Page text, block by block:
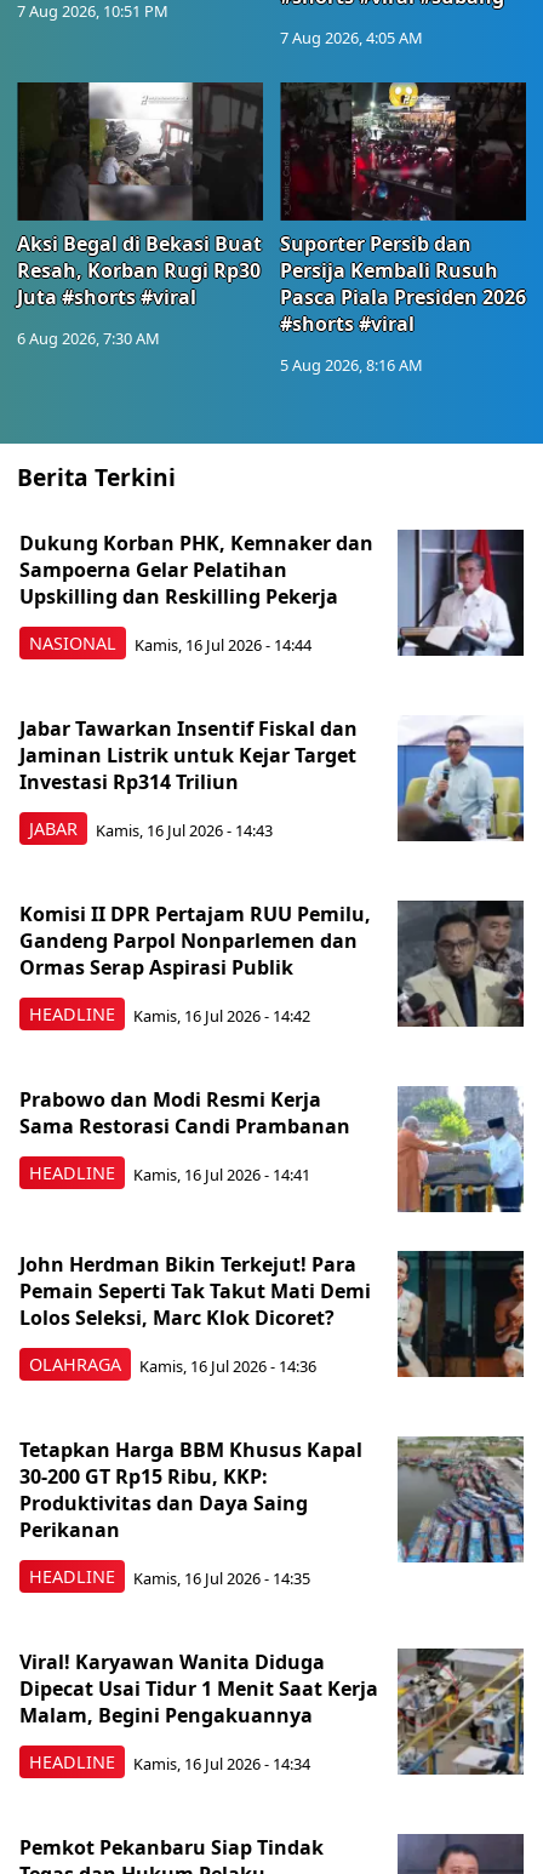
7 Aug 2026, 10:51 PM
7 Aug 2026, 4:05 AM
Aksi Begal di Bekasi Buat
Resah, Korban Rugi Rp30
Juta #shorts #viral
6 Aug 2026, 7:30 AM
Suporter Persib dan
Persija Kembali Rusuh
Pasca Piala Presiden 2026
#shorts #viral
5 Aug 2026, 8:16 AM
Berita Terkini
NASIONAL
Dukung Korban PHK, Kemnaker dan
Sampoerna Gelar Pelatihan
Upskilling dan Reskilling Pekerja
Kamis, 16 Jul 2026 - 14:44
JABAR
Jabar Tawarkan Insentif Fiskal dan
Jaminan Listrik untuk Kejar Target
Investasi Rp314 Triliun
Kamis, 16 Jul 2026 - 14:43
HEADLINE
Komisi II DPR Pertajam RUU Pemilu,
Gandeng Parpol Nonparlemen dan
Ormas Serap Aspirasi Publik
Kamis, 16 Jul 2026 - 14:42
HEADLINE
Prabowo dan Modi Resmi Kerja
Sama Restorasi Candi Prambanan
Kamis, 16 Jul 2026 - 14:41
OLAHRAGA
John Herdman Bikin Terkejut! Para
Pemain Seperti Tak Takut Mati Demi
Lolos Seleksi, Marc Klok Dicoret?
Kamis, 16 Jul 2026 - 14:36
HEADLINE
Tetapkan Harga BBM Khusus Kapal
30-200 GT Rp15 Ribu, KKP:
Produktivitas dan Daya Saing
Perikanan
Kamis, 16 Jul 2026 - 14:35
HEADLINE
Viral! Karyawan Wanita Diduga
Dipecat Usai Tidur 1 Menit Saat Kerja
Malam, Begini Pengakuannya
Kamis, 16 Jul 2026 - 14:34
Pemkot Pekanbaru Siap Tindak